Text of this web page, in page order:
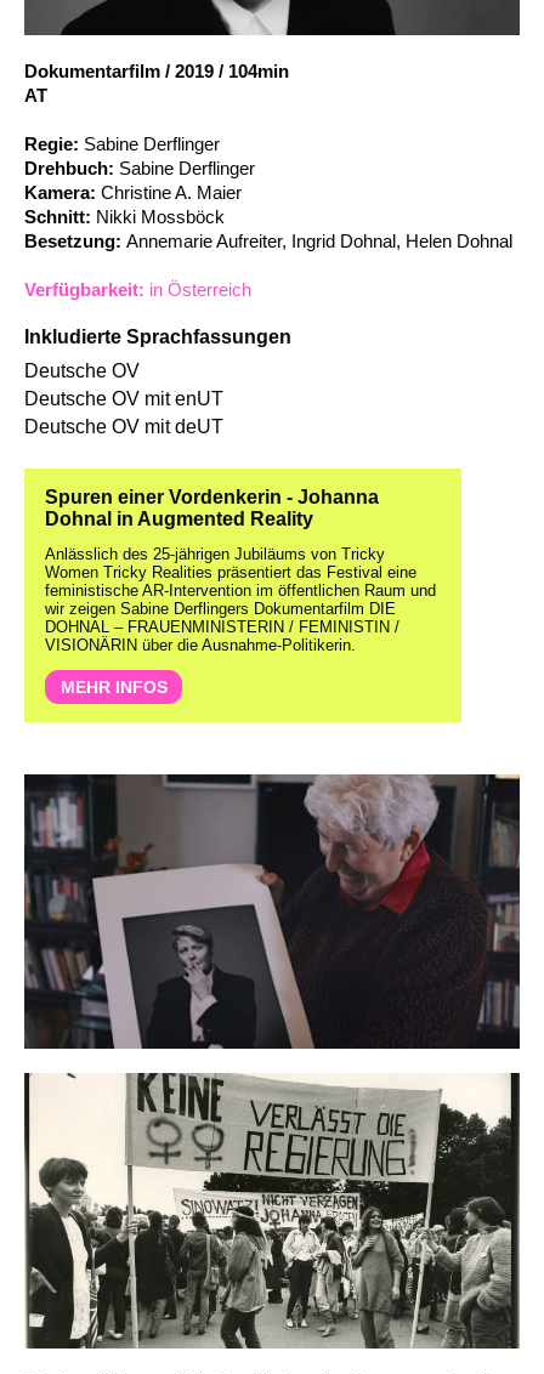
Suche
Dokumentarfilm / 2019 / 104min
AT
Regie: Sabine Derflinger
Drehbuch: Sabine Derflinger
Kamera: Christine A. Maier
Schnitt: Nikki Mossböck
Besetzung: Annemarie Aufreiter, Ingrid Dohnal, Helen Dohnal
Verfügbarkeit: in Österreich
Inkludierte Sprachfassungen
Deutsche OV
Deutsche OV mit enUT
Deutsche OV mit deUT
Spuren einer Vordenkerin - Johanna
Dohnal in Augmented Reality
Anlässlich des 25-jährigen Jubiläums von Tricky
Women Tricky Realities präsentiert das Festival eine
feministische AR-Intervention im öffentlichen Raum und
wir zeigen Sabine Derflingers Dokumentarfilm DIE
DOHNAL – FRAUENMINISTERIN / FEMINISTIN /
VISIONÄRIN über die Ausnahme-Politikerin.
MEHR INFOS